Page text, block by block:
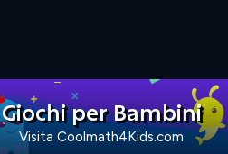
Giochi per Bambini
Visita Coolmath4Kids.com